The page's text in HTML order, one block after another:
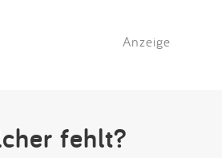
Anzeige
fehlt?